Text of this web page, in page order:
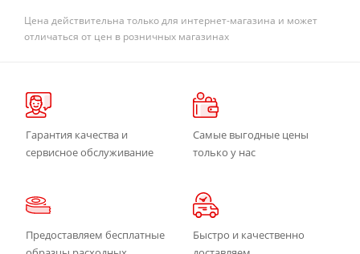
Цена действительна только для интернет-магазина и может
отличаться от цен в розничных магазинах
Гарантия качества и
сервисное обслуживание
Самые выгодные цены
только у нас
Предоставляем бесплатные
Быстро и качественно